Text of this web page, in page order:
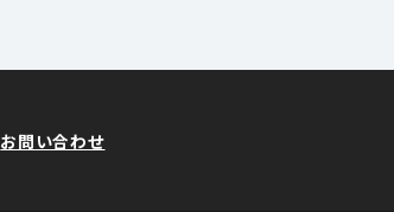
お問い合わせ